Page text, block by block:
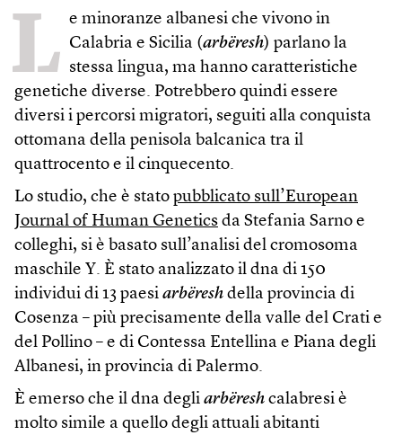
L e minoranze albanesi che vivono in
Calabria e Sicilia (arbëresh) parlano la
stessa lingua, ma hanno caratteristiche
genetiche diverse. Potrebbero quindi essere
diversi i percorsi migratori, seguiti alla conquista
ottomana della penisola balcanica tra il
quattrocento e il cinquecento.
Lo studio, che è stato pubblicato sull’European
Journal of Human Genetics da Stefania Sarno e
colleghi, si è basato sull’analisi del cromosoma
maschile Y. È stato analizzato il dna di 150
individui di 13 paesi arbëresh della provincia di
Cosenza – più precisamente della valle del Crati e
del Pollino – e di Contessa Entellina e Piana degli
Albanesi, in provincia di Palermo.
È emerso che il dna degli arbëresh calabresi è
molto simile a quello degli attuali abitanti